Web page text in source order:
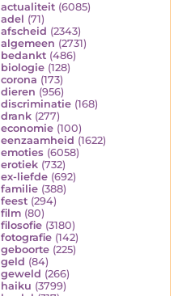
actualiteit (6085)
adel (71)
afscheid (2343)
algemeen (2731)
bedankt (486)
biologie (128)
corona (173)
dieren (956)
discriminatie (168)
drank (277)
economie (100)
eenzaamheid (1622)
emoties (6058)
erotiek (732)
ex-liefde (692)
familie (388)
feest (294)
film (80)
filosofie (3180)
fotografie (142)
geboorte (225)
geld (84)
geweld (266)
haiku (3799)